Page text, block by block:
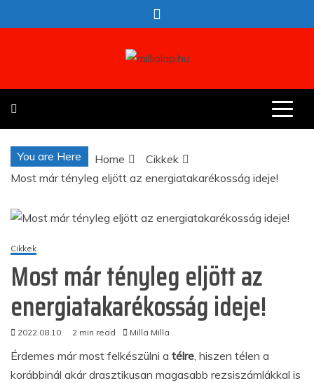
to
milliolap.hu
You are Here Home
Cikkek
Most már tényleg eljött az energiatakarékosság ideje!
Cikkek
Most már tényleg eljött az
energiatakarékosság ideje!
2022.08.10. 2 min read Milla Milla
Érdemes már most felkészülni a télre, hiszen télen a
korábbinál akár drasztikusan magasabb rezsiszámlákkal is